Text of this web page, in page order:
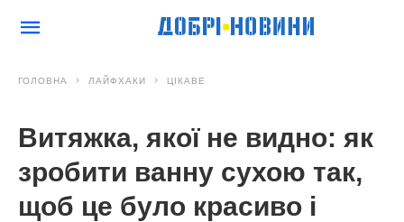
ГОЛОВНА ЛАЙФХАКИ ЦІКАВЕ
Витяжка, якої не видно: як
зробити ванну сухою так,
щоб це було красиво і